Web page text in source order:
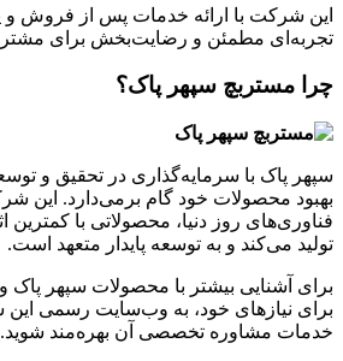
این شرکت با ارائه خدمات پس از فروش و
تجربه‌ای مطمئن و رضایت‌بخش برای
چرا مستربچ سپهر پاک؟
سپهر پاک با سرمایه‌گذاری در تحقیق و
بهبود محصولات خود گام برمی‌دارد. این
فناوری‌های روز دنیا، محصولاتی با
تولید می‌کند و به توسعه پایدار متعهد است.
برای آشنایی بیشتر با محصولات سپهر
برای نیازهای خود، به وب‌سایت رسمی این
خدمات مشاوره تخصصی آن بهره‌مند شوید.